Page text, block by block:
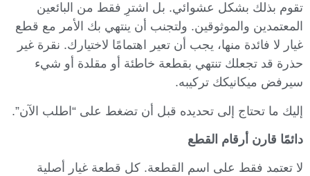
تقوم بذلك بشكل عشوائي. بل اشترِ فقط من البائعين
المعتمدين والموثوقين. ولتجنب أن ينتهي بك الأمر مع قطع
غيار لا فائدة منها، يجب أن تعير اهتمامًا لاختيارك. نقرة غير
حذرة قد تجعلك تنتهي بقطعة خاطئة أو مقلدة أو شيء
سيرفض ميكانيكك تركيبه.
إليك ما تحتاج إلى تحديده قبل أن تضغط على “اطلب الآن”.
دائمًا قارن أرقام القطع
لا تعتمد فقط على اسم القطعة. كل قطعة غيار أصلية